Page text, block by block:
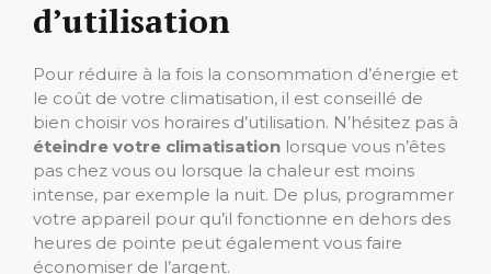
d’utilisation
Pour réduire à la fois la consommation d’énergie et
le coût de votre climatisation, il est conseillé de
bien choisir vos horaires d’utilisation. N’hésitez pas à
éteindre votre climatisation lorsque vous n’êtes
pas chez vous ou lorsque la chaleur est moins
intense, par exemple la nuit. De plus, programmer
votre appareil pour qu’il fonctionne en dehors des
heures de pointe peut également vous faire
économiser de l’argent.